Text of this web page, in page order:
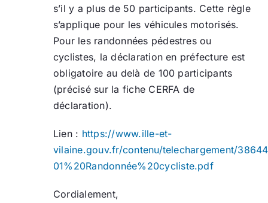
s’il y a plus de 50 participants. Cette règle
s’applique pour les véhicules motorisés.
Pour les randonnées pédestres ou
cyclistes, la déclaration en préfecture est
obligatoire au delà de 100 participants
(précisé sur la fiche CERFA de
déclaration).
Lien : https://www.ille-et-
vilaine.gouv.fr/contenu/telechargement/
01%20Randonnée%20cycliste.pdf
Cordialement,